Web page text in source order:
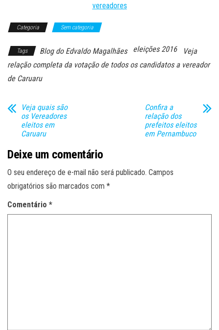
vereadores
Categoria Sem categoria
Tags Blog do Edvaldo Magalhães eleições 2016
Veja
relação completa da votação de todos os candidatos a vereador
de Caruaru
Veja quais são
os Vereadores
eleitos em
Caruaru
Confira a
relação dos
prefeitos eleitos
em Pernambuco
Deixe um comentário
O seu endereço de e-mail não será publicado. Campos
obrigatórios são marcados com *
Comentário *